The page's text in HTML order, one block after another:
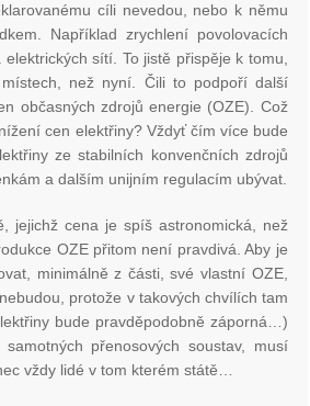
cíli nevedou, nebo k němu
Například zrychlení povolovacích
sítí. To jistě přispěje k tomu,
než nyní. Čili to podpoří další
občasných zdrojů energie (OZE). Což
cen elektřiny? Vždyť čím více bude
ze stabilních konvenčních zdrojů
a dalším unijním regulacím ubývat.
jejichž cena je spíš astronomická, než
OZE přitom není pravdivá. Aby je
minimálně z části, své vlastní OZE,
protože v takových chvílích tam
bude pravděpodobně záporná…)
přenosových soustav, musí
vždy lidé v tom kterém státě…